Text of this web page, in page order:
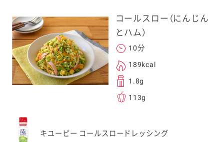
コールスロー（にんじん
とハム）
10分
189kcal
1.8g
113g
キユーピー コールスロードレッシング